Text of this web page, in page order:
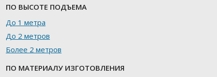
ПО ВЫСОТЕ ПОДЪЕМА
До 1 метра
До 2 метров
Более 2 метров
ПО МАТЕРИАЛУ ИЗГОТОВЛЕНИЯ